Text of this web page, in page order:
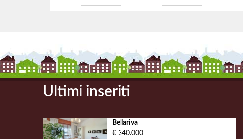
Ultimi inseriti
Bellariva
€ 340.000